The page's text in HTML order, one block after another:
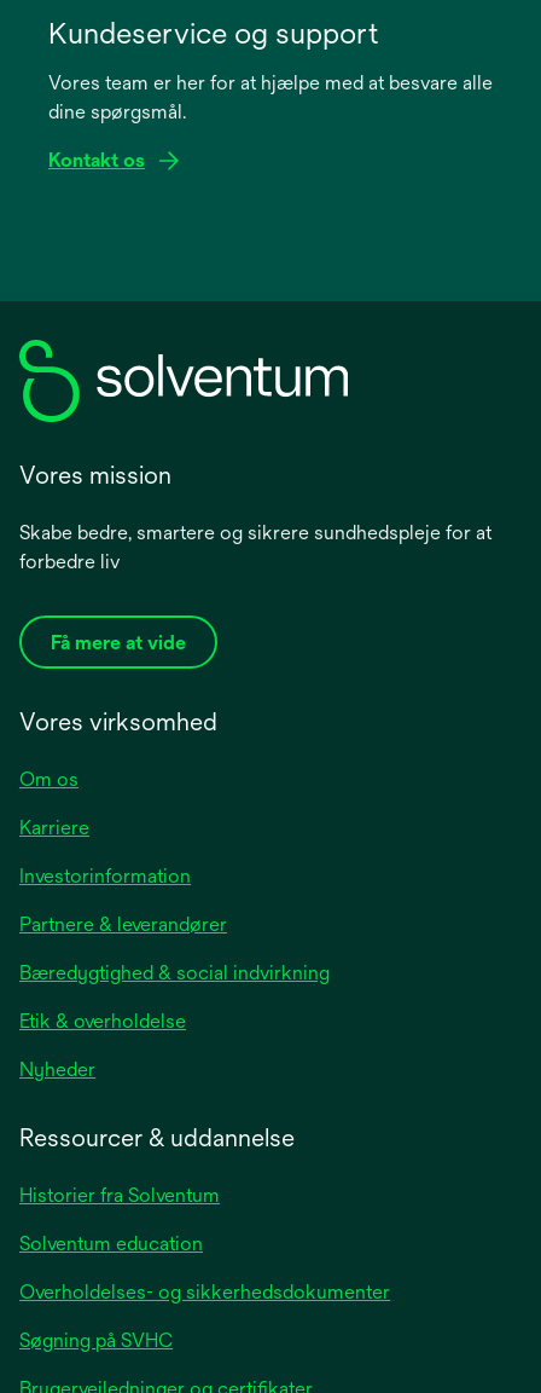
new
Kundeservice og support
Vores team er her for at hjælpe med at besvare alle
dine spørgsmål.
Kontakt os
Vores mission
Skabe bedre, smartere og sikrere sundhedspleje for at
forbedre liv
Få mere at vide
Vores virksomhed
Om os
Karriere
Investorinformation
a
new
Partnere & leverandører
Bæredygtighed & social indvirkning
Etik & overholdelse
Nyhederopens
tab
Ressourcer & uddannelse
Historier fra Solventum
Solventum education
Overholdelses- og sikkerhedsdokumenter
Søgning på SVHC
Brugervejledninger og certifikater